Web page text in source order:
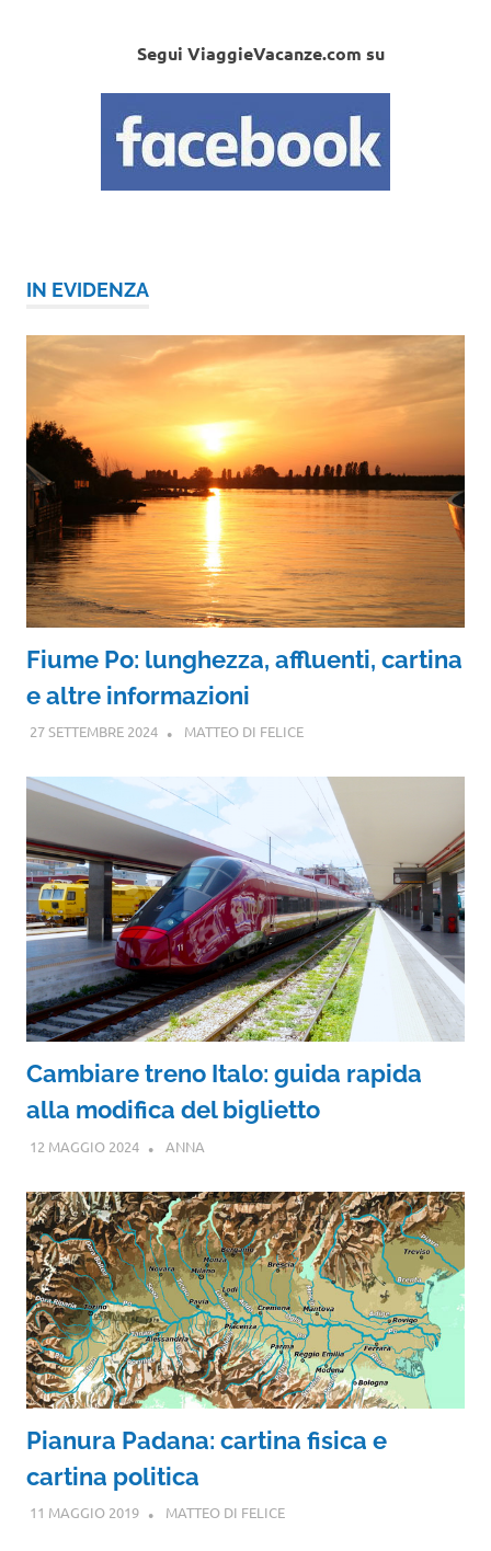
Segui ViaggieVacanze.com su
IN EVIDENZA
Fiume Po: lunghezza, affluenti, cartina
e altre informazioni
27 SETTEMBRE 2024 MATTEO DI FELICE
Cambiare treno Italo: guida rapida
alla modifica del biglietto
12 MAGGIO 2024 ANNA
Pianura Padana: cartina fisica e
cartina politica
11 MAGGIO 2019 MATTEO DI FELICE